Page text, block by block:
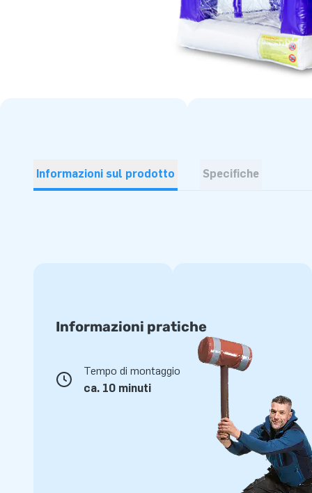
Informazioni sul prodotto Specifiche
Informazioni pratiche
Tempo di montaggio
ca. 10 minuti